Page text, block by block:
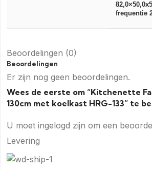
frequentie
Beoordelingen (0)
Beoordelingen
Er zijn nog geen beoordelingen.
Wees de eerste om “Kitchenette
130cm met koelkast HRG-133” te
U moet ingelogd zijn om een
Levering